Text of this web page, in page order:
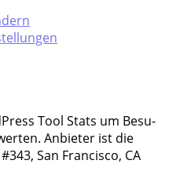
Tool Stats um Besu­
Anbie­ter ist die
San Fran­cis­co, CA